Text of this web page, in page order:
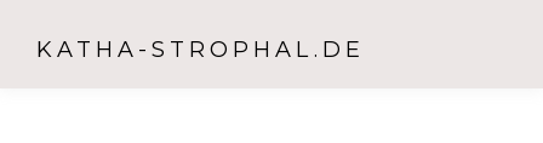
KATHA-STROPHAL.DE